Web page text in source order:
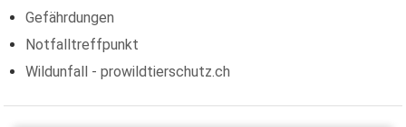
Gefährdungen
Notfalltreffpunkt
Wildunfall - prowildtierschutz.ch